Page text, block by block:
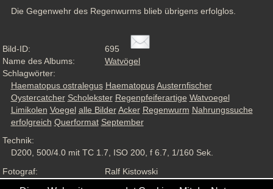
Die Gegenwehr des Regenwurms blieb übrigens erfolglos.
Bild-ID:
695
Name des Albums:
Watvögel
Schlagwörter:
Haematopus ostralegus Haematopus Austernfischer
Oystercatcher Scholekster Regenpfeiferartige Watvoegel
Limikolen Voegel alle Bilder Acker Regenwurm Nahrungssuche
erfolgreich Querformat September
Technik:
D200, 500/4.0 mit TC 1.7, ISO 200, f 6.7, 1/160 Sek.
Fotograf:
Ralf Kistowski